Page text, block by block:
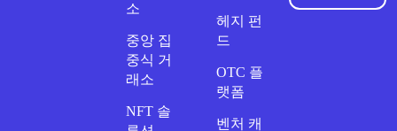
소
중앙 집
중식 거
래소
NFT 솔
헤지 펀
드
OTC 플
랫폼
벤처 캐